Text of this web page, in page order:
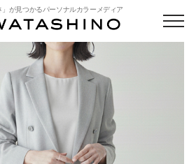
」が見つかるパーソナルカラーメディア